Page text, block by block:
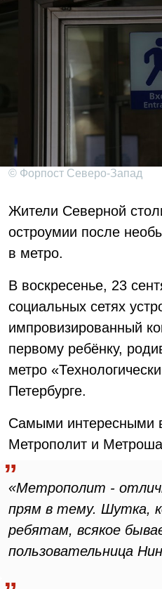
© Форпост Северо-Запад
Жители Северной
остроумии после
в метро.
В воскресенье, 23
социальных сетях
импровизированный
первому ребёнку,
метро
Петербурге.
Самыми интересными
Метрополит и
«Метрополит -
прям в тему. Шутка,
ребятам, всякое
пользовательница